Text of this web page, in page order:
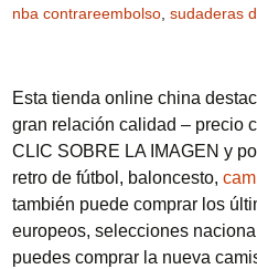
nba contrareembolso sudaderas
Esta tienda online china
gran relación calidad – precio
CLIC SOBRE LA IMAGEN y
retro de fútbol, baloncesto,
también puede comprar los
europeos, selecciones
puedes comprar la nueva